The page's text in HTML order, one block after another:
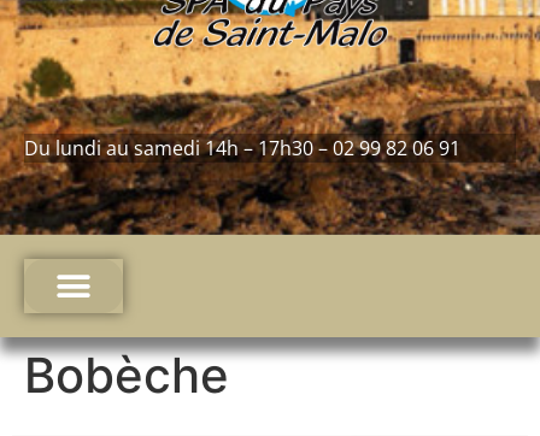
Du lundi au samedi 14h – 17h30 – 02 99 82 06 91
Bobèche